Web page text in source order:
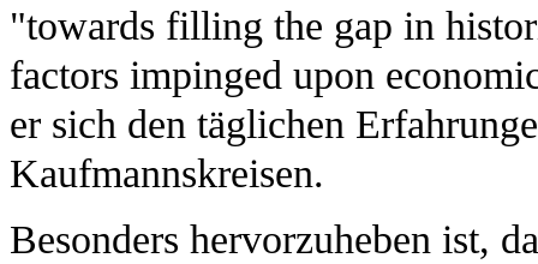
"towards filling the gap in
factors impinged upon
er sich den täglichen
Kaufmannskreisen.
Besonders hervorzuheben ist,